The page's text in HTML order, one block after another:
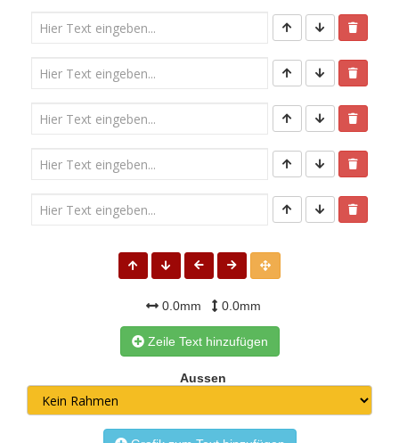
0.0mm 0.0mm
Zeile Text hinzufügen
Aussen